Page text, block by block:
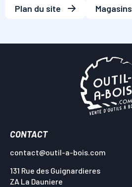
Plan du site
Magasins
CONTACT
contact@outil-a-bois.com
131 Rue des Guignardieres
ZA La Dauniere